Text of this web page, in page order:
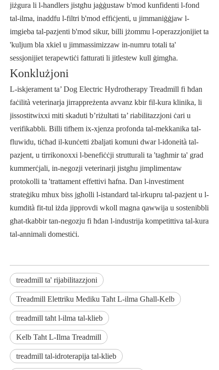
jiżgura li l-handlers jistgħu jaġġustaw b'mod kunfidenti l-fond
tal-ilma, inaddfu l-filtri b'mod effiċjenti, u jimmaniġġjaw l-
imgieba tal-pazjenti b'mod sikur, billi jżommu l-operazzjonijiet ta
'kuljum bla xkiel u jimmassimizzaw in-numru totali ta'
sessjonijiet terapewtiċi fatturati li jitlestew kull ġimgħa.
Konklużjoni
L-iskjerament ta’ Dog Electric Hydrotherapy Treadmill fi ħdan
faċilità veterinarja jirrappreżenta avvanz kbir fil-kura klinika, li
jissostitwixxi miti skaduti b’riżultati ta’ riabilitazzjoni ċari u
verifikabbli. Billi tifhem ix-xjenza profonda tal-mekkanika tal-
fluwidu, tiċħad il-kunċetti żbaljati komuni dwar l-idoneità tal-
pazjent, u tirrikonoxxi l-benefiċċji strutturali ta 'tagħmir ta' grad
kummerċjali, in-negozji veterinarji jistgħu jimplimentaw
protokolli ta 'trattament effettivi ħafna. Dan l-investiment
strateġiku mhux biss jgħolli l-istandard tal-irkupru tal-pazjent u l-
kumdità fit-tul iżda jipprovdi wkoll magna qawwija u sostenibbli
għat-tkabbir tan-negozju fi ħdan l-industrija kompetittiva tal-kura
tal-annimali domestiċi.
treadmill ta' rijabilitazzjoni
Treadmill Elettriku Mediku Taħt L-ilma Għall-Kelb
treadmill taħt l-ilma tal-klieb
Kelb Taħt L-Ilma Treadmill
treadmill tal-idroterapija tal-klieb